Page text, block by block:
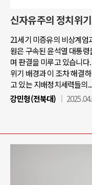
신자유주의 정치위
21세기 미증유의 비상계
원은 구속된 윤석열 대통
며 판결을 미루고 있습니
위기 배경과 이 조차 해결
고 있는 지배정치세력들의...
강민형(전북대)